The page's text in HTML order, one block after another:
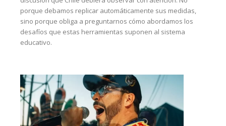
porque debamos replicar automáticamente sus medidas,
sino porque obliga a preguntarnos cómo abordamos los
desafíos que estas herramientas suponen al sistema
educativo.